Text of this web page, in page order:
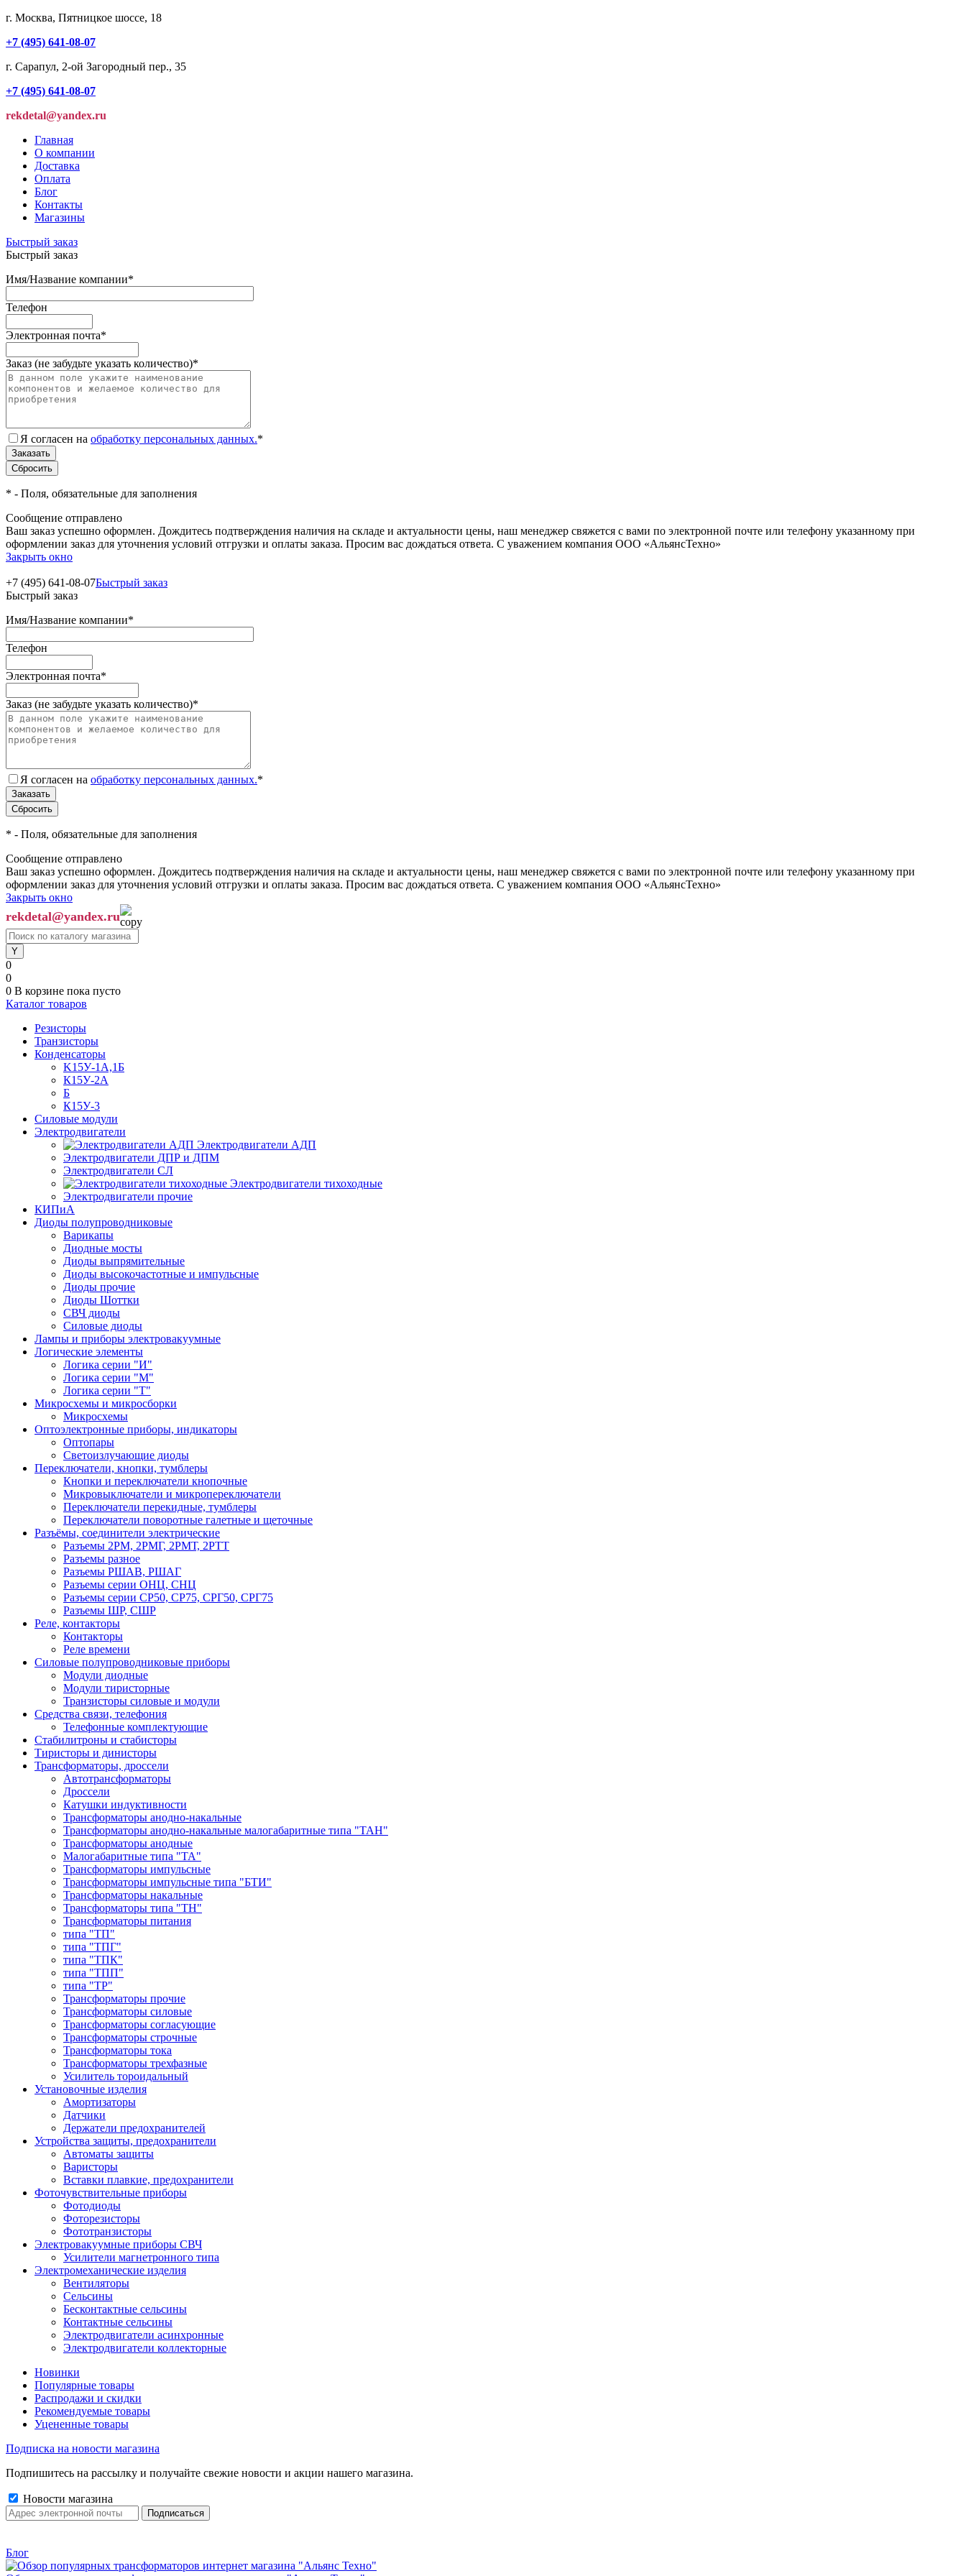
г. Москва, Пятницкое шоссе, 18
+7 (495) 641-08-07
г. Сарапул, 2-ой Загородный пер., 35
+7 (495) 641-08-07
rekdetal@yandex.ru
Главная
О компании
Доставка
Оплата
Блог
Контакты
Магазины
Быстрый заказ
Быстрый заказ
Имя/Название компании*
Телефон
Электронная почта*
Заказ (не забудьте указать количество)*
Я согласен на обработку персональных данных.*
* - Поля, обязательные для заполнения
Сообщение отправлено
Ваш заказ успешно оформлен. Дождитесь подтверждения наличия на складе и актуальности цены, наш менеджер свяжется с вами по электронной почте или телефону указанному при
оформлении заказ для уточнения условий отгрузки и оплаты заказа. Просим вас дождаться ответа. С уважением компания ООО «АльянсТехно»
Закрыть окно
+7 (495) 641-08-07Быстрый заказ
Быстрый заказ
Имя/Название компании*
Телефон
Электронная почта*
Заказ (не забудьте указать количество)*
Я согласен на обработку персональных данных.*
* - Поля, обязательные для заполнения
Сообщение отправлено
Ваш заказ успешно оформлен. Дождитесь подтверждения наличия на складе и актуальности цены, наш менеджер свяжется с вами по электронной почте или телефону указанному при
оформлении заказ для уточнения условий отгрузки и оплаты заказа. Просим вас дождаться ответа. С уважением компания ООО «АльянсТехно»
Закрыть окно
rekdetal@yandex.ru
0
0
0 В корзине пока пусто
Каталог товаров
Резисторы
Транзисторы
Конденсаторы
K15У-1А,1Б
К15У-2А
Б
К15У-3
Силовые модули
Электродвигатели
Электродвигатели АДП
Электродвигатели ДПР и ДПМ
Электродвигатели СЛ
Электродвигатели тихоходные
Электродвигатели прочие
КИПиА
Диоды полупроводниковые
Варикапы
Диодные мосты
Диоды выпрямительные
Диоды высокочастотные и импульсные
Диоды прочие
Диоды Шоттки
СВЧ диоды
Силовые диоды
Лампы и приборы электровакуумные
Логические элементы
Логика серии "И"
Логика серии "М"
Логика серии "Т"
Микросхемы и микросборки
Микросхемы
Оптоэлектронные приборы, индикаторы
Оптопары
Светоизлучающие диоды
Переключатели, кнопки, тумблеры
Кнопки и переключатели кнопочные
Микровыключатели и микропереключатели
Переключатели перекидные, тумблеры
Переключатели поворотные галетные и щеточные
Разъёмы, соединители электрические
Разъемы 2РМ, 2РМГ, 2РМТ, 2РТТ
Разъемы разное
Разъемы РШАВ, РШАГ
Разъемы серии ОНЦ, СНЦ
Разъемы серии СР50, СР75, СРГ50, СРГ75
Разъемы ШР, СШР
Реле, контакторы
Контакторы
Реле времени
Силовые полупроводниковые приборы
Модули диодные
Модули тиристорные
Транзисторы силовые и модули
Средства связи, телефония
Телефонные комплектующие
Стабилитроны и стабисторы
Тиристоры и динисторы
Трансформаторы, дроссели
Автотрансформаторы
Дроссели
Катушки индуктивности
Трансформаторы анодно-накальные
Трансформаторы анодно-накальные малогабаритные типа "ТАН"
Трансформаторы анодные
Малогабаритные типа "ТА"
Трансформаторы импульсные
Трансформаторы импульсные типа "БТИ"
Трансформаторы накальные
Трансформаторы типа "ТН"
Трансформаторы питания
типа "ТП"
типа "ТПГ"
типа "ТПК"
типа "ТПП"
типа "ТР"
Трансформаторы прочие
Трансформаторы силовые
Трансформаторы согласующие
Трансформаторы строчные
Трансформаторы тока
Трансформаторы трехфазные
Усилитель тороидальный
Установочные изделия
Амортизаторы
Датчики
Держатели предохранителей
Устройства защиты, предохранители
Автоматы защиты
Варисторы
Вставки плавкие, предохранители
Фоточувствительные приборы
Фотодиоды
Фоторезисторы
Фототранзисторы
Электровакуумные приборы СВЧ
Усилители магнетронного типа
Электромеханические изделия
Вентиляторы
Сельсины
Бесконтактные сельсины
Контактные сельсины
Электродвигатели асинхронные
Электродвигатели коллекторные
Новинки
Популярные товары
Распродажи и скидки
Рекомендуемые товары
Уцененные товары
Подписка на новости магазина
Подпишитесь на рассылку и получайте свежие новости и акции нашего магазина.
Новости магазина
Блог